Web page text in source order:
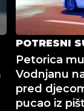
POTRESNI
Petorica
Vodnjanu
pred
pucao iz